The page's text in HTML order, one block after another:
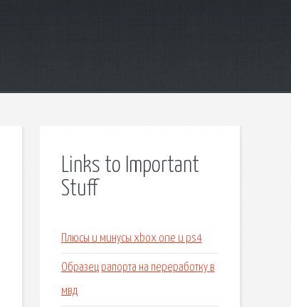
Links to Important
Stuff
Плюсы и минусы xbox one и ps4
Образец рапорта на переработку в
мвд